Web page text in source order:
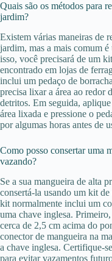
Quais são os métodos para
jardim?
Existem várias maneiras de
jardim, mas a mais comum
isso, você precisará de um
encontrado em lojas de
inclui um pedaço de
precisa lixar a área ao redor
detritos. Em seguida,
área lixada e pressione o
por algumas horas antes de
Como posso consertar uma
vazando?
Se a sua mangueira de alta
consertá-la usando um kit
kit normalmente inclui um
uma chave inglesa.
cerca de 2,5 cm acima do
conector de mangueira na
a chave inglesa. Certifique-
para evitar vazamentos